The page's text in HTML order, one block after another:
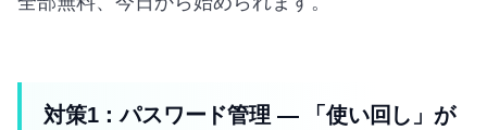
対策1：パスワード管理 — 「使い回し」が